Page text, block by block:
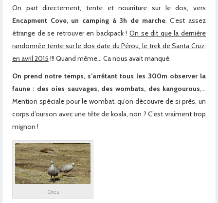
On part directement, tente et nourriture sur le dos, vers
Encapment Cove, un camping à 3h de marche. C’est assez
étrange de se retrouver en backpack !On se dit que la dernière
randonnée tente sur le dos date du Pérou, le trek de Santa Cruz,
en avril 2015 !!! Quand même… Ca nous avait manqué.
On prend notre temps, s’arrêtant tous les 300m observer la
faune : des oies sauvages, des wombats, des kangourous,…
Mention spéciale pour le wombat, qu’on découvre de si près, un
corps d’ourson avec une tête de koala, non ? C’est vraiment trop
mignon !
Oies